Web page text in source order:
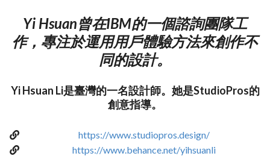
Yi Hsuan曾在IBM的一個諮詢團隊工
作，專注於運用用戶體驗方法來創作不
同的設計。
Yi Hsuan Li是臺灣的一名設計師。她是StudioPros的
創意指導。
https://www.studiopros.design/
https://www.behance.net/yihsuanli